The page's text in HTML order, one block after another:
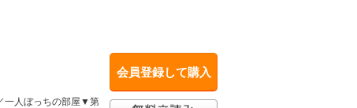
会員登録して購入
一人ぼっちの部屋▼第